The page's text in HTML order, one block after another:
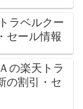
ラベルクー
セール情報
の楽天トラ
の割引・セ